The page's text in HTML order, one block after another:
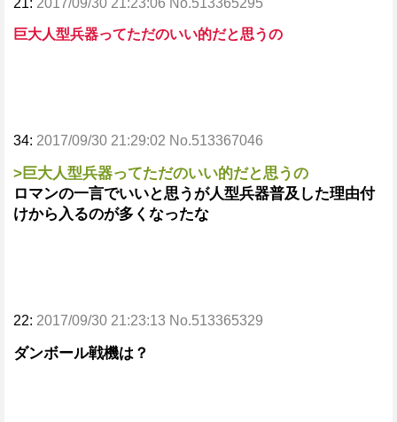
21: 2017/09/30 21:23:06 No.513365295
巨大人型兵器ってただのいい的だと思うの
34: 2017/09/30 21:29:02 No.513367046
>巨大人型兵器ってただのいい的だと思うの
ロマンの一言でいいと思うが人型兵器普及した理由付
けから入るのが多くなったな
22: 2017/09/30 21:23:13 No.513365329
ダンボール戦機は？